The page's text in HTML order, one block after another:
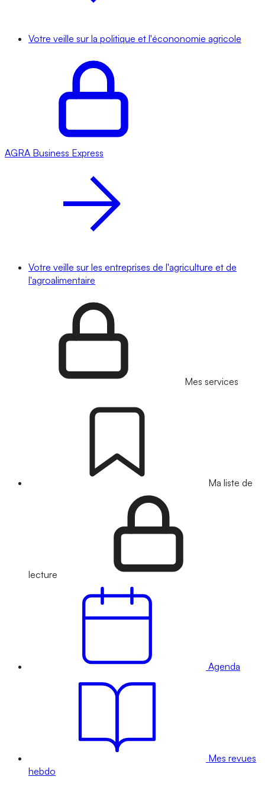
Votre veille sur la politique et l'écononomie agricole
AGRA Business Express
Votre veille sur les entreprises de l'agriculture et de
l'agroalimentaire
Mes services
Ma liste de
lecture
Agenda
Mes revues
hebdo